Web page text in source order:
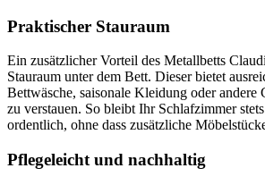
Praktischer Stauraum
Ein zusätzlicher Vorteil des Metallbetts
Stauraum unter dem Bett. Dieser bietet
Bettwäsche, saisonale Kleidung oder andere
zu verstauen. So bleibt Ihr Schlafzimmer
ordentlich, ohne dass zusätzliche
Pflegeleicht und nachhaltig